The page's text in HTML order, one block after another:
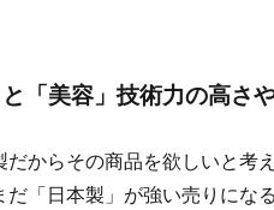
「美容」技術力の高さ
だからその商品を欲しいと
「日本製」が強い売りにな